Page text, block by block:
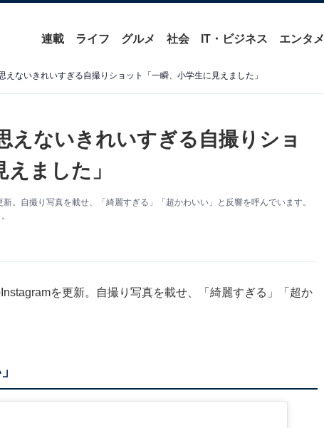
連載 ライフ グルメ 社会 IT・ビジネス エンタメ
えないきれいすぎる自撮りショット「一瞬、小学生に見えました」
えないきれいすぎる自撮りショ
ました」
。自撮り写真を載せ、「綺麗すぎる」「超かわいい」と反響を呼んでいます。
を更新。自撮り写真を載せ、「綺麗すぎる」「超か